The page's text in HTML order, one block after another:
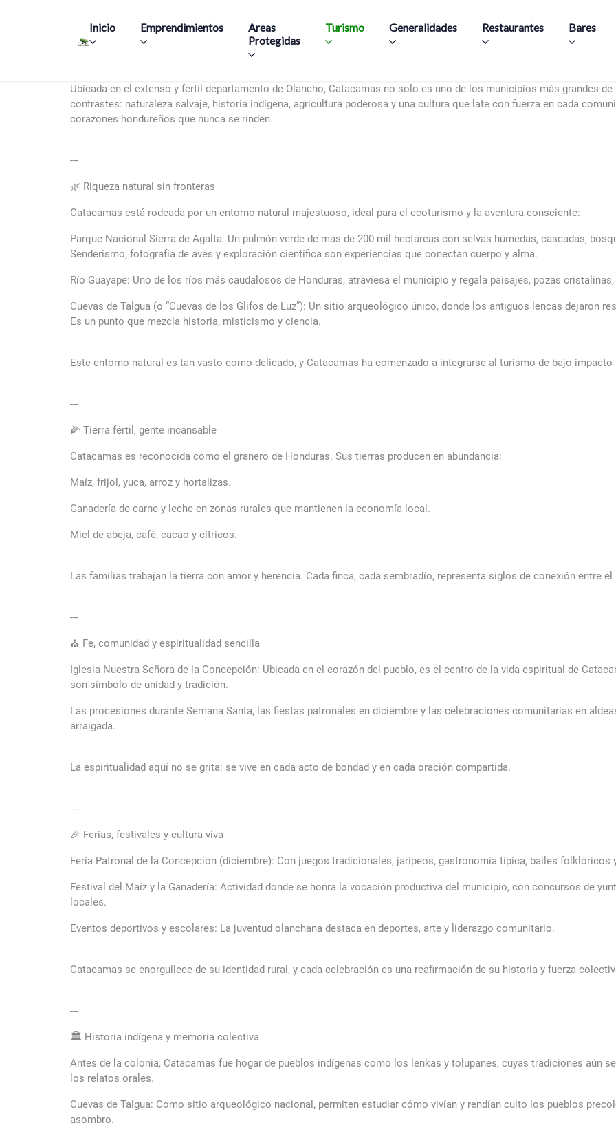
Inicio Emprendimientos
Areas
Protegidas
Turismo Generalidades Restaurantes Bares
Ubicada en el extenso y fértil departamento de Olancho, Catacamas no solo es uno de los municipios más grandes
contrastes: naturaleza salvaje, historia indígena, agricultura poderosa y una cultura que late con fuerza en cada
corazones hondureños que nunca se rinden.
---
🌿 Riqueza natural sin fronteras
Catacamas está rodeada por un entorno natural majestuoso, ideal para el ecoturismo y la aventura consciente:
Parque Nacional Sierra de Agalta: Un pulmón verde de más de 200 mil hectáreas con selvas húmedas, cascadas,
Senderismo, fotografía de aves y exploración científica son experiencias que conectan cuerpo y alma.
Río Guayape: Uno de los ríos más caudalosos de Honduras, atraviesa el municipio y regala paisajes, pozas
Cuevas de Talgua (o “Cuevas de los Glifos de Luz”): Un sitio arqueológico único, donde los antiguos lencas dejaron
Es un punto que mezcla historia, misticismo y ciencia.
Este entorno natural es tan vasto como delicado, y Catacamas ha comenzado a integrarse al turismo de bajo
---
🌽 Tierra fértil, gente incansable
Catacamas es reconocida como el granero de Honduras. Sus tierras producen en abundancia:
Maíz, frijol, yuca, arroz y hortalizas.
Ganadería de carne y leche en zonas rurales que mantienen la economía local.
Miel de abeja, café, cacao y cítricos.
Las familias trabajan la tierra con amor y herencia. Cada finca, cada sembradío, representa siglos de conexión entre
---
⛪ Fe, comunidad y espiritualidad sencilla
Iglesia Nuestra Señora de la Concepción: Ubicada en el corazón del pueblo, es el centro de la vida espiritual de
son símbolo de unidad y tradición.
Las procesiones durante Semana Santa, las fiestas patronales en diciembre y las celebraciones comunitarias en
arraigada.
La espiritualidad aquí no se grita: se vive en cada acto de bondad y en cada oración compartida.
---
🎉 Ferias, festivales y cultura viva
Feria Patronal de la Concepción (diciembre): Con juegos tradicionales, jaripeos, gastronomía típica, bailes
Festival del Maíz y la Ganadería: Actividad donde se honra la vocación productiva del municipio, con concursos de
locales.
Eventos deportivos y escolares: La juventud olanchana destaca en deportes, arte y liderazgo comunitario.
Catacamas se enorgullece de su identidad rural, y cada celebración es una reafirmación de su historia y fuerza
---
🏛️ Historia indígena y memoria colectiva
Antes de la colonia, Catacamas fue hogar de pueblos indígenas como los lenkas y tolupanes, cuyas tradiciones aún
los relatos orales.
Cuevas de Talgua: Como sitio arqueológico nacional, permiten estudiar cómo vivían y rendían culto los pueblos
asombro.